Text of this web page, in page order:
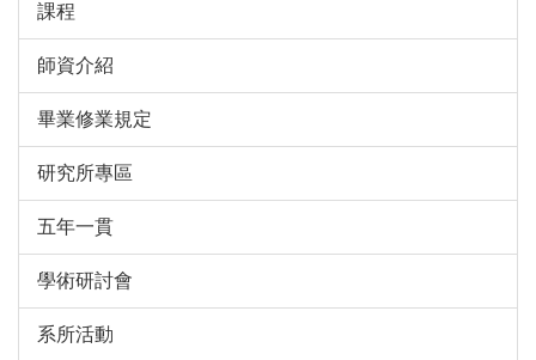
課程
師資介紹
畢業修業規定
研究所專區
五年一貫
學術研討會
系所活動